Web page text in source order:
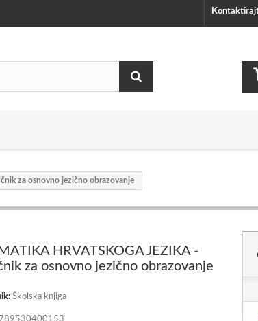
za osnovno jezično obrazovanje
HRVATSKOGA JEZIKA -
za osnovno jezično obrazovanje
Školska knjiga